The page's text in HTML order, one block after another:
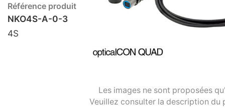
Référence produit
NKO4S-A-0-3
4S
Les images ne sont proposées
Veuillez consulter la description du